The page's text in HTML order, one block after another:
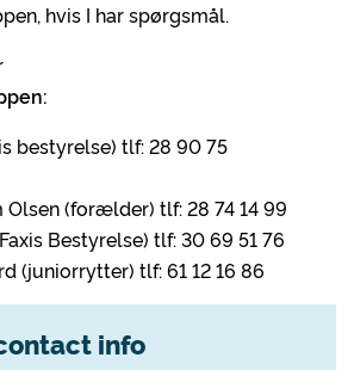
hvis I har spørgsmål.
bestyrelse) tlf: 28 90 75
Olsen (forælder) tlf: 28 74 14 99
Bestyrelse) tlf: 30 69 51 76
(juniorrytter) tlf: 61 12 16 86
info